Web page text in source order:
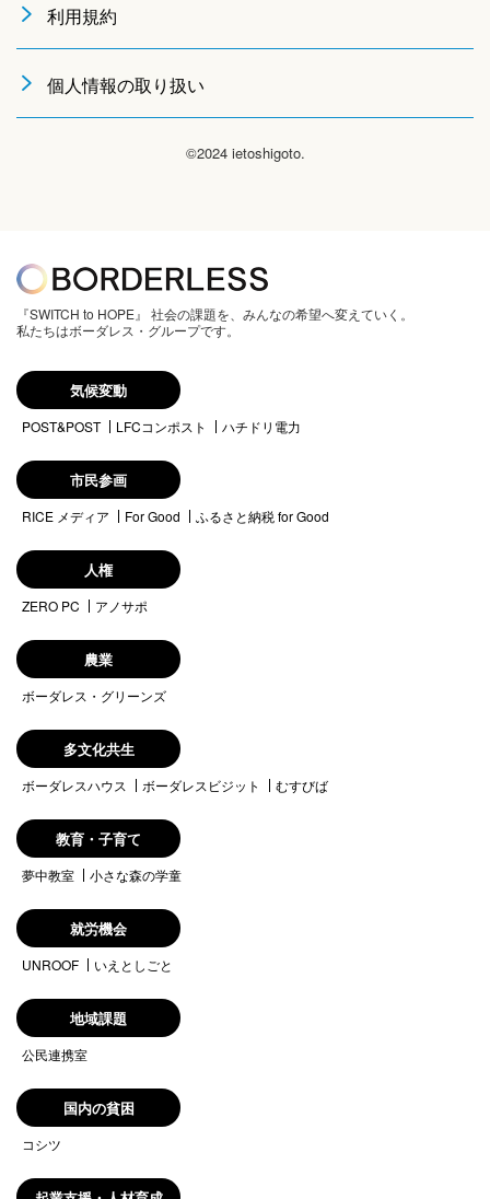
利用規約
個人情報の取り扱い
©2024 ietoshigoto.
『SWITCH to HOPE』 社会の課題を、みんなの希望へ変えていく。
私たちはボーダレス・グループです。
気候変動
POST&POST LFCコンポスト ハチドリ電力
市民参画
RICE メディア For Good ふるさと納税 for Good
人権
ZERO PC アノサポ
農業
ボーダレス・グリーンズ
多文化共生
ボーダレスハウス ボーダレスビジット むすびば
教育・子育て
夢中教室 小さな森の学童
就労機会
UNROOF いえとしごと
地域課題
公民連携室
国内の貧困
コシツ